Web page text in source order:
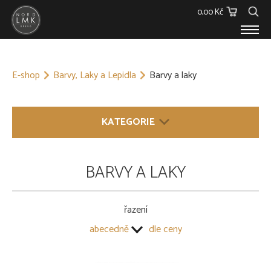
0,00 Kč
Dřevěný materiál
Spojovací materiál
Podstřešní fólie
E-shop Barvy, Laky a Lepidla Barvy a laky
KATEGORIE
BARVY A LAKY
řazení
abecedně
dle ceny